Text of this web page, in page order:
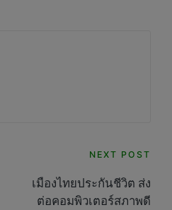
NEXT POST
เมืองไทยประกันชีวิต ส่ง
ต่อคอมพิวเตอร์สภาพดี